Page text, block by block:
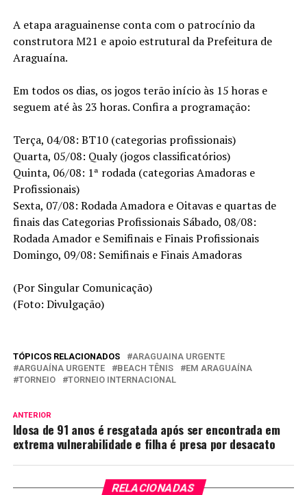
A etapa araguainense conta com o patrocínio da
construtora M21 e apoio estrutural da Prefeitura de
Araguaína.
Em todos os dias, os jogos terão início às 15 horas e
seguem até às 23 horas. Confira a programação:
Terça, 04/08: BT10 (categorias profissionais)
Quarta, 05/08: Qualy (jogos classificatórios)
Quinta, 06/08: 1ª rodada (categorias Amadoras e
Profissionais)
Sexta, 07/08: Rodada Amadora e Oitavas e quartas de
finais das Categorias Profissionais Sábado, 08/08:
Rodada Amador e Semifinais e Finais Profissionais
Domingo, 09/08: Semifinais e Finais Amadoras
(Por Singular Comunicação)
(Foto: Divulgação)
TÓPICOS RELACIONADOS
ARAGUAINA URGENTE
ARGUAÍNA URGENTE
BEACH TÊNIS
EM ARAGUAÍNA
TORNEIO
TORNEIO INTERNACIONAL
ANTERIOR
Idosa de 91 anos é resgatada após ser encontrada em
extrema vulnerabilidade e filha é presa por desacato
RELACIONADAS